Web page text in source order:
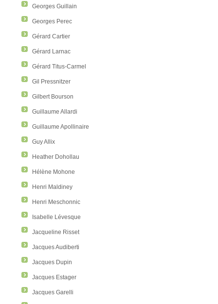
Georges Guillain
Georges Perec
Gérard Cartier
Gérard Larnac
Gérard Titus-Carmel
Gil Pressnitzer
Gilbert Bourson
Guillaume Allardi
Guillaume Apollinaire
Guy Allix
Heather Dohollau
Hélène Mohone
Henri Maldiney
Henri Meschonnic
Isabelle Lévesque
Jacqueline Risset
Jacques Audiberti
Jacques Dupin
Jacques Estager
Jacques Garelli